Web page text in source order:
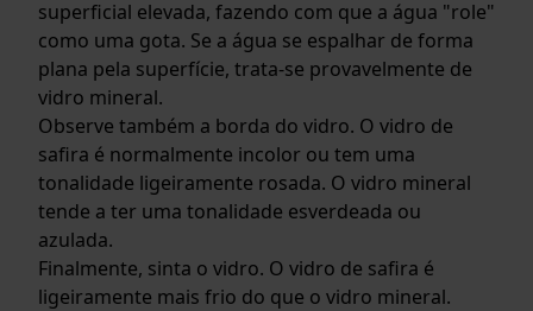
superficial elevada, fazendo com que a água "role"
como uma gota. Se a água se espalhar de forma
plana pela superfície, trata-se provavelmente de
vidro mineral.
Observe também a borda do vidro. O vidro de
safira é normalmente incolor ou tem uma
tonalidade ligeiramente rosada. O vidro mineral
tende a ter uma tonalidade esverdeada ou
azulada.
Finalmente, sinta o vidro. O vidro de safira é
ligeiramente mais frio do que o vidro mineral.